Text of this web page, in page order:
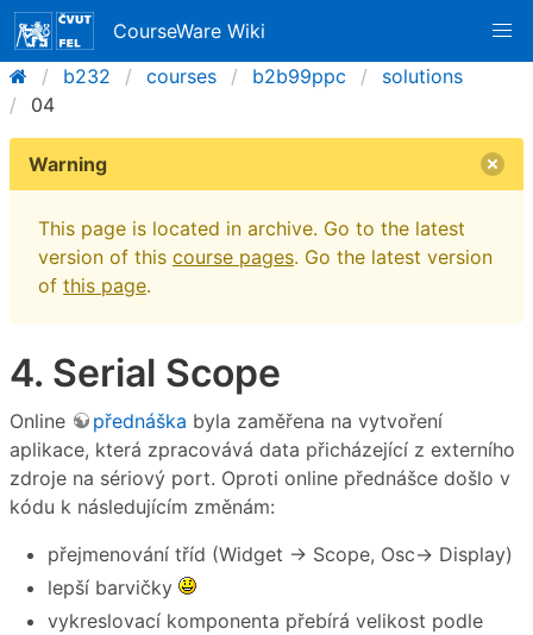
CourseWare Wiki
b232
courses b2b99ppc
solutions
04
Warning
This page is located in archive. Go to the latest
version of this course pages. Go the latest version
of this page.
4. Serial Scope
Online přednáška byla zaměřena na vytvoření
aplikace, která zpracovává data přicházející z externího
zdroje na sériový port. Oproti online přednášce došlo v
kódu k následujícím změnám:
přejmenování tříd (Widget → Scope, Osc→ Display)
lepší barvičky
vykreslovací komponenta přebírá velikost podle